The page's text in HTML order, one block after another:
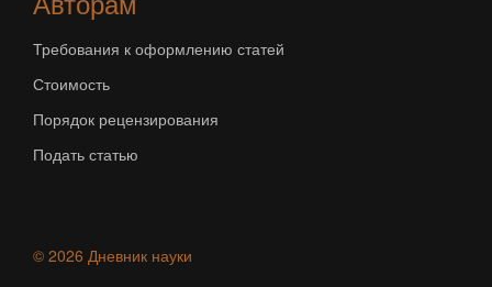
Требования к оформлению статей
Стоимость
Порядок рецензирования
Подать статью
© 2026 Дневник науки